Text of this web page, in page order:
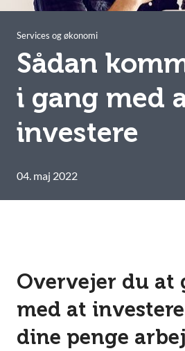
Services og økonomi
Sådan
i gang med
investere
04. maj 2022
Overvejer du at
med at
dine penge